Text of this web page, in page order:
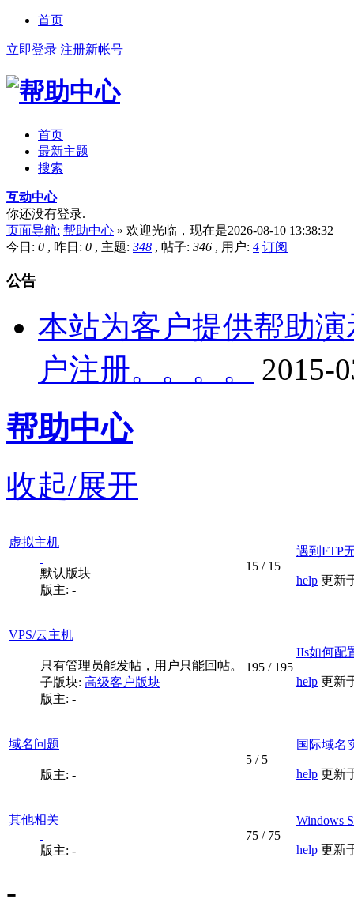
首页
立即登录 注册新帐号
首页
最新主题
搜索
互动中心
你还没有登录.
页面导航: 帮助中心 » 欢迎光临，现在是2026-08-10 13:38:32
今日: 0 , 昨日: 0 , 主题: 348 , 帖子: 346 , 用户: 4 订阅
公告
本站为客户提供帮助
户注册。。。。
2015-
帮助中心
收起/展开
虚拟主机
默认版块
版主: -
15 / 15
遇到FTP
help 更新
VPS/云主机
只有管理员能发帖，用户只能回帖。
子版块: 高级客户版块
版主: -
195 / 195
IIs如何配
help 更新
域名问题
版主: -
5 / 5
国际域名
help 更新
其他相关
版主: -
75 / 75
Windows
help 更新
-